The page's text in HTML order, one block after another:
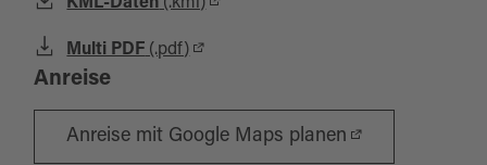
KML-Daten (.kml)
Multi PDF (.pdf)
Anreise
Anreise mit Google Maps planen